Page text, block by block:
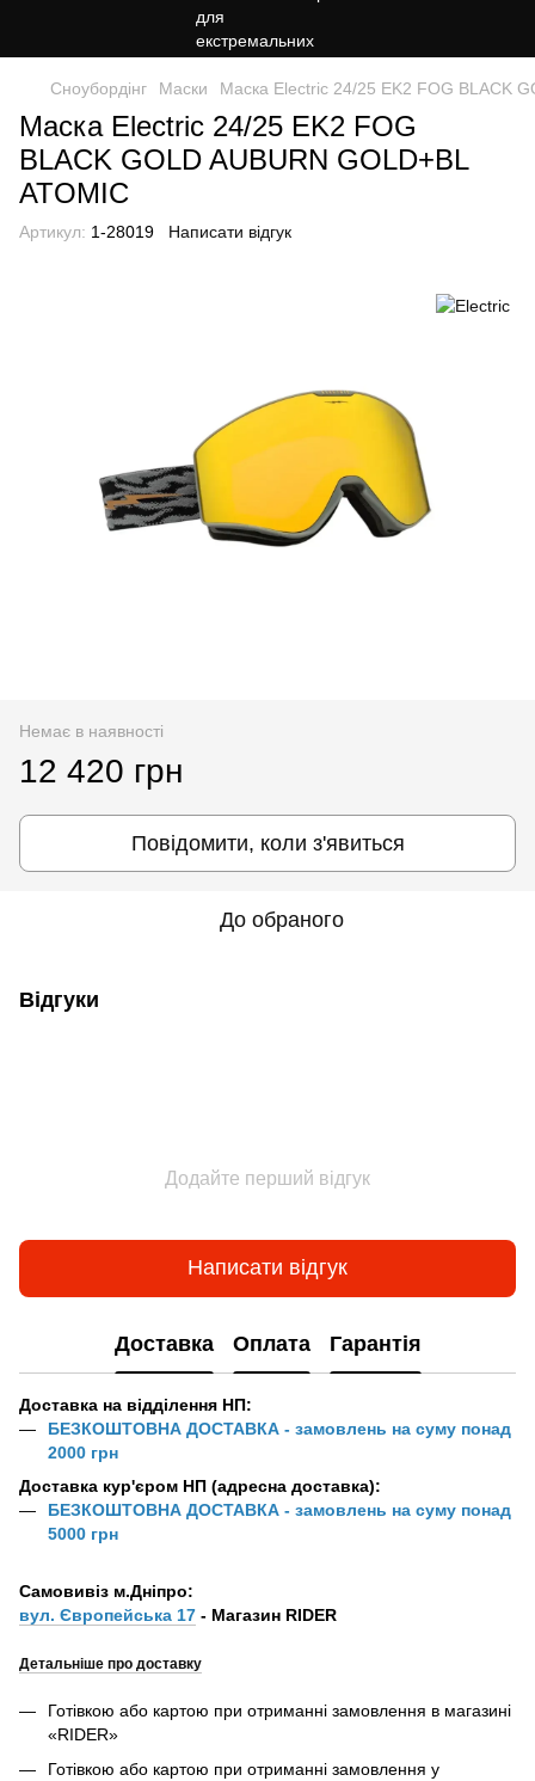
Сноубордiнг Маски Маска Electric 24/25 EK2 FOG BLACK
Маска Electric 24/25 EK2 FOG
BLACK GOLD AUBURN GOLD+BL
ATOMIC
Артикул: 1-28019 Написати відгук
Немає в наявності
12 420 грн
Повідомити, коли з'явиться
До обраного
Відгуки
Додайте перший відгук
Написати відгук
Доставка Оплата Гарантія
Доставка на відділення НП:
БЕЗКОШТОВНА ДОСТАВКА - замовлень на суму понад
2000 грн
Доставка кур'єром НП (адресна доставка):
БЕЗКОШТОВНА ДОСТАВКА - замовлень на суму понад
5000 грн
Самовивіз м.Дніпро:
вул. Європейська 17 - Магазин RIDER
Детальніше про доставку
Готівкою або картою при отриманні замовлення в магазині
«RIDER»
Готівкою або картою при отриманні замовлення у